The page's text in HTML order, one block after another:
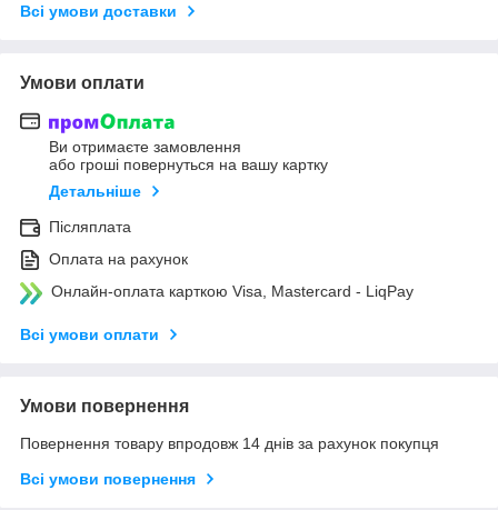
Всі умови доставки
Умови оплати
Ви отримаєте замовлення
або гроші повернуться на вашу картку
Детальніше
Післяплата
Оплата на рахунок
Онлайн-оплата карткою Visa, Mastercard - LiqPay
Всі умови оплати
Умови повернення
Повернення товару впродовж 14 днів за рахунок покупця
Всі умови повернення